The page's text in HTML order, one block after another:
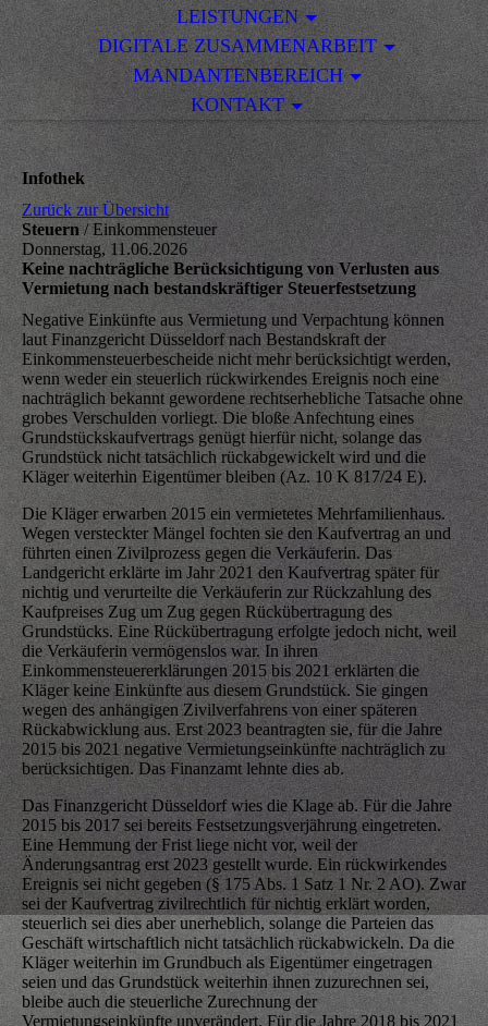
LEISTUNGEN
DIGITALE ZUSAMMENARBEIT
MANDANTENBEREICH
KONTAKT
Infothek
Zurück zur Übersicht
Steuern/ Einkommensteuer
Donnerstag, 11.06.2026
Keine nachträgliche Berücksichtigung von Verlusten aus
Vermietung nach bestandskräftiger Steuerfestsetzung
Negative Einkünfte aus Vermietung und Verpachtung können
laut Finanzgericht Düsseldorf nach Bestandskraft der
Einkommensteuerbescheide nicht mehr berücksichtigt werden,
wenn weder ein steuerlich rückwirkendes Ereignis noch eine
nachträglich bekannt gewordene rechtserhebliche Tatsache ohne
grobes Verschulden vorliegt. Die bloße Anfechtung eines
Grundstückskaufvertrags genügt hierfür nicht, solange das
Grundstück nicht tatsächlich rückabgewickelt wird und die
Kläger weiterhin Eigentümer bleiben (Az. 10 K 817/24 E).
Die Kläger erwarben 2015 ein vermietetes Mehrfamilienhaus.
Wegen versteckter Mängel fochten sie den Kaufvertrag an und
führten einen Zivilprozess gegen die Verkäuferin. Das
Landgericht erklärte im Jahr 2021 den Kaufvertrag später für
nichtig und verurteilte die Verkäuferin zur Rückzahlung des
Kaufpreises Zug um Zug gegen Rückübertragung des
Grundstücks. Eine Rückübertragung erfolgte jedoch nicht, weil
die Verkäuferin vermögenslos war. In ihren
Einkommensteuererklärungen 2015 bis 2021 erklärten die
Kläger keine Einkünfte aus diesem Grundstück. Sie gingen
wegen des anhängigen Zivilverfahrens von einer späteren
Rückabwicklung aus. Erst 2023 beantragten sie, für die Jahre
2015 bis 2021 negative Vermietungseinkünfte nachträglich zu
berücksichtigen. Das Finanzamt lehnte dies ab.
Das Finanzgericht Düsseldorf wies die Klage ab. Für die Jahre
2015 bis 2017 sei bereits Festsetzungsverjährung eingetreten.
Eine Hemmung der Frist liege nicht vor, weil der
Änderungsantrag erst 2023 gestellt wurde. Ein rückwirkendes
Ereignis sei nicht gegeben (§ 175 Abs. 1 Satz 1 Nr. 2 AO). Zwar
sei der Kaufvertrag zivilrechtlich für nichtig erklärt worden,
steuerlich sei dies aber unerheblich, solange die Parteien das
Geschäft wirtschaftlich nicht tatsächlich rückabwickeln. Da die
Kläger weiterhin im Grundbuch als Eigentümer eingetragen
seien und das Grundstück weiterhin ihnen zuzurechnen sei,
bleibe auch die steuerliche Zurechnung der
Vermietungseinkünfte unverändert. Für die Jahre 2018 bis 2021